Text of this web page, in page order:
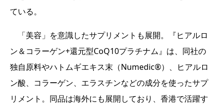
ている。
「美容」を意識したサプリメントも展開。『ヒアルロ
ン＆コラーゲン+還元型CoQ10プラチナム』は、同社の
独自原料やハトムギエキス末（Numedic®）、ヒアルロ
ン酸、コラーゲン、エラスチンなどの成分を使ったサプ
リメント。同品は海外にも展開しており、香港で活躍す